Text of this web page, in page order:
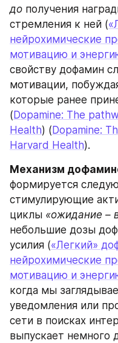
до получения
стремления к ней (
нейрохимические
мотивацию и
свойству дофамин
мотивации,
которые ранее
( Dopamine: The
Health) ( Dopamine:
Harvard Health).
Механизм
формируется
стимулирующие
циклы «ожидание –
небольшие дозы
усилия («Легкий»
нейрохимические
мотивацию и
когда мы
уведомления или
сети в поисках
выпускает немного